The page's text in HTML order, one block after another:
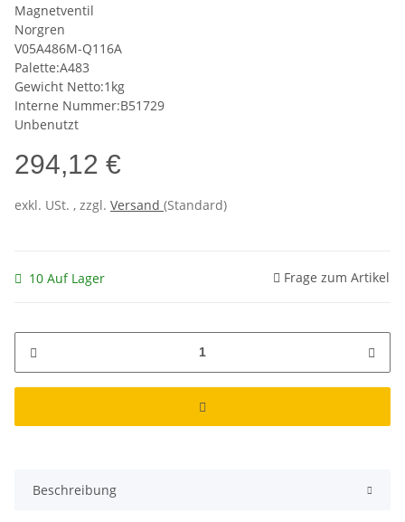
Magnetventil
Norgren
V05A486M-Q116A
Palette:A483
Gewicht Netto:1kg
Interne Nummer:B51729
Unbenutzt
294,12 €
exkl. USt. , zzgl. Versand (Standard)
10 Auf Lager Frage zum Artikel
Beschreibung